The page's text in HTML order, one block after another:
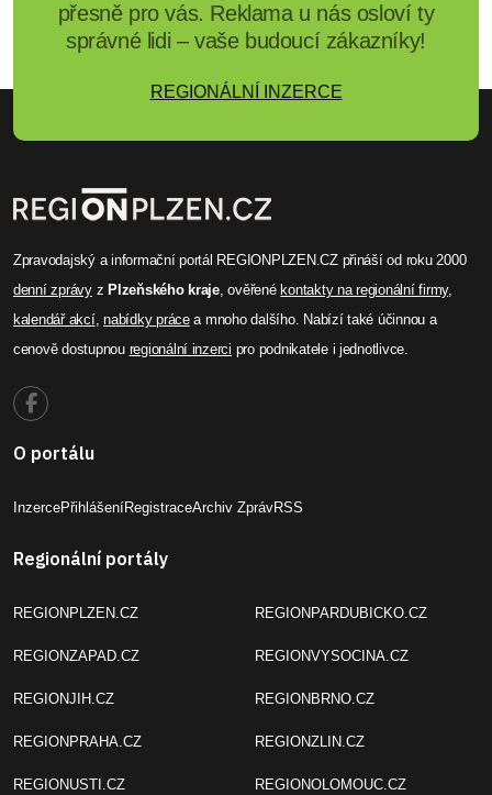
přesně pro vás. Reklama u nás osloví ty
správné lidi – vaše budoucí zákazníky!
REGIONÁLNÍ INZERCE
Zpravodajský a informační portál REGIONPLZEN.CZ přináší od roku 2000
denní zprávyz Plzeňského kraje, ověřené kontakty na regionální firmy,
kalendář akcí,nabídky prácea mnoho dalšího. Nabízí také účinnou a
cenově dostupnou regionální inzerci pro podnikatele i jednotlivce.
O portálu
InzercePřihlášeníRegistraceArchiv ZprávRSS
Regionální portály
REGIONPLZEN.CZ
REGIONZAPAD.CZ
REGIONJIH.CZ
REGIONPRAHA.CZ
REGIONUSTI.CZ
REGIONPARDUBICKO.CZ
REGIONVYSOCINA.CZ
REGIONBRNO.CZ
REGIONZLIN.CZ
REGIONOLOMOUC.CZ